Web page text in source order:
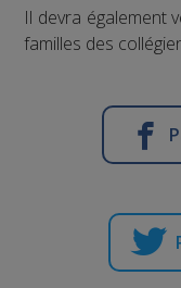
Il devra également
familles des